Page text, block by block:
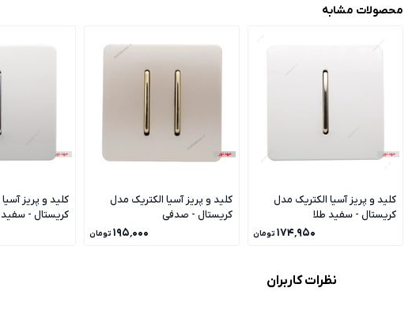
محصولات مشابه
کلید و پریز آسیا الکتریک مدل
کریستال - سفید طلا
۱۷۴٬۹۵۰ تومان
کلید و پریز آسیا الکتریک مدل
کریستال - صدفی
۱۹۵٬۰۰۰ تومان
کلید و پریز
کریستال - سفید
نظرات کاربران